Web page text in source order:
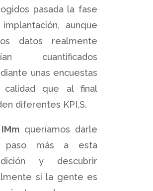
pasada la fase
aunque
datos realmente
cuantificados
unas encuestas
calidad que al final
diferentes KPI,S.
IMm queríamos darle
paso más a esta
y descubrir
si la gente es